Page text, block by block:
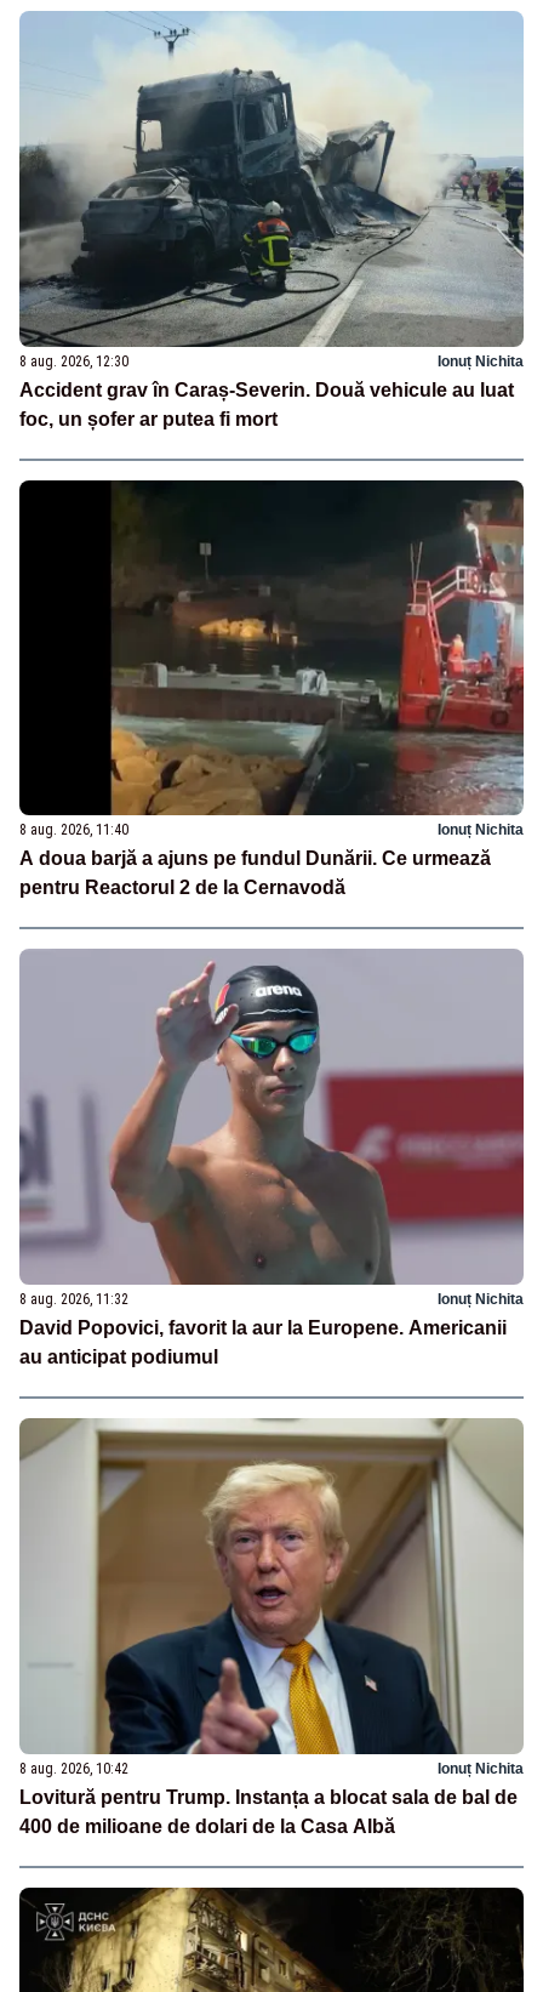
8 aug. 2026, 12:30 Ionuț Nichita
Accident grav în Caraș-Severin. Două vehicule au luat
foc, un șofer ar putea fi mort
8 aug. 2026, 11:40 Ionuț Nichita
A doua barjă a ajuns pe fundul Dunării. Ce urmează
pentru Reactorul 2 de la Cernavodă
8 aug. 2026, 11:32 Ionuț Nichita
David Popovici, favorit la aur la Europene. Americanii
au anticipat podiumul
8 aug. 2026, 10:42 Ionuț Nichita
Lovitură pentru Trump. Instanța a blocat sala de bal de
400 de milioane de dolari de la Casa Albă